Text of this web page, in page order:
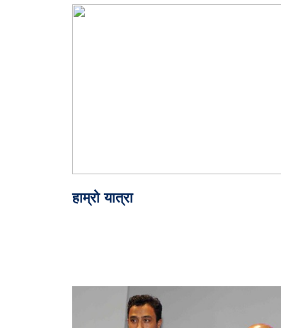
हाम्रो यात्रा